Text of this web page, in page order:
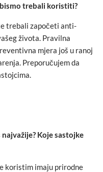
trebali koristiti?
trebali započeti anti-
života. Pravilna
mjera još u ranoj
Preporučujem da
Koje sastojke
koristim imaju prirodne